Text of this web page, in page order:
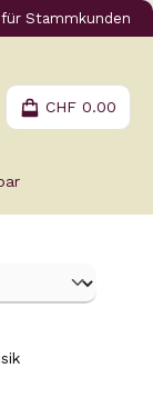
für Stammkunden
dem Merkzettel
CHF 0.00